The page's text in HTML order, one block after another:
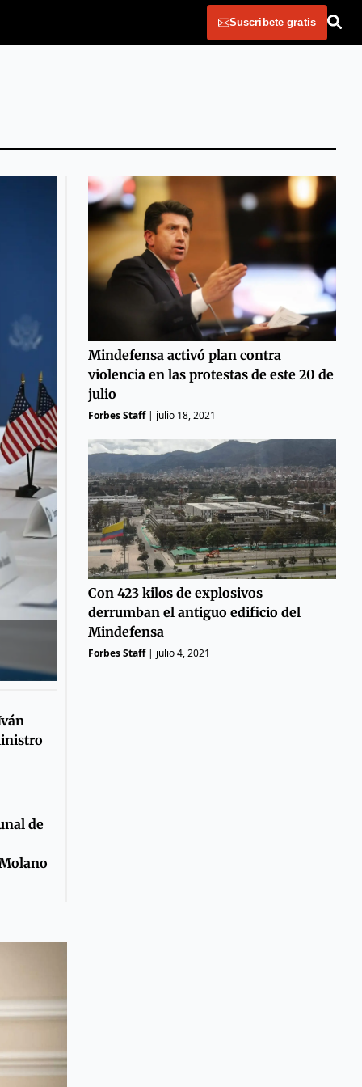
Suscribete gratis
de
Mindefensa activó plan contra
violencia en las protestas de este 20 de
julio
Forbes Staff| julio 18, 2021
Con 423 kilos de explosivos
derrumban el antiguo edificio del
Mindefensa
Forbes Staff| julio 4, 2021